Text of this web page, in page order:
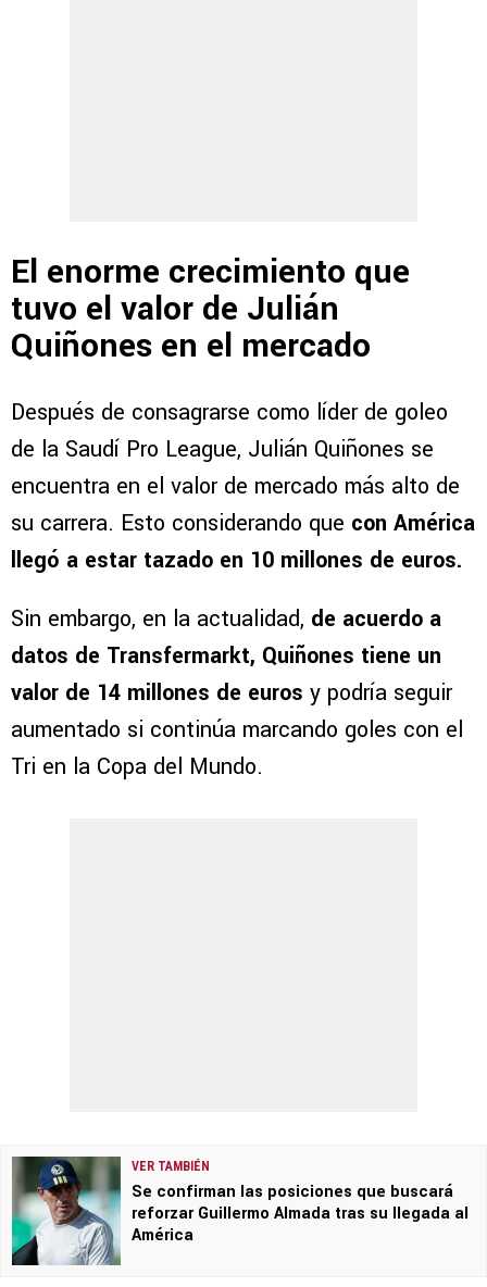
El enorme crecimiento que
tuvo el valor de Julián
Quiñones en el mercado
Después de consagrarse como líder de goleo
de la Saudí Pro League, Julián Quiñones se
encuentra en el valor de mercado más alto de
su carrera. Esto considerando que con América
llegó a estar tazado en 10 millones de euros.
Sin embargo, en la actualidad, de acuerdo a
datos de Transfermarkt, Quiñones tiene un
valor de 14 millones de euros y podría seguir
aumentado si continúa marcando goles con el
Tri en la Copa del Mundo.
VER TAMBIÉN
Se confirman las posiciones que buscará
reforzar Guillermo Almada tras su llegada al
América